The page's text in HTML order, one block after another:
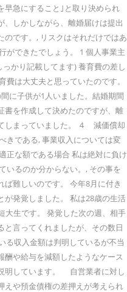
早急にすること｣と取り決められ
しかしながら、離婚届けは提出
のです。, リスクはそれだけではあ
ができたでしょう。 1 個人事業主
かり記載してます) 養育費の差し
は大丈夫と思っていたのです。
に子供が1人いました。結婚期間
書を作成して決めたのですが、離
しまっていました。 ４ 減価償却
きである, 事業収入については変
正な額である場合 私は絶対に負け
いるのか分からない。, その事を
難しいのです。 今年8月に付き
発覚しました。 私は28歳の生活
大生です。 発覚した次の週、相手
言ってくれましたが、その数日
る収入金額は判明しているが不当
や給与を減額したようなケース
明しています。 自営業者に対し
えや預金債権の差押えが考えられ